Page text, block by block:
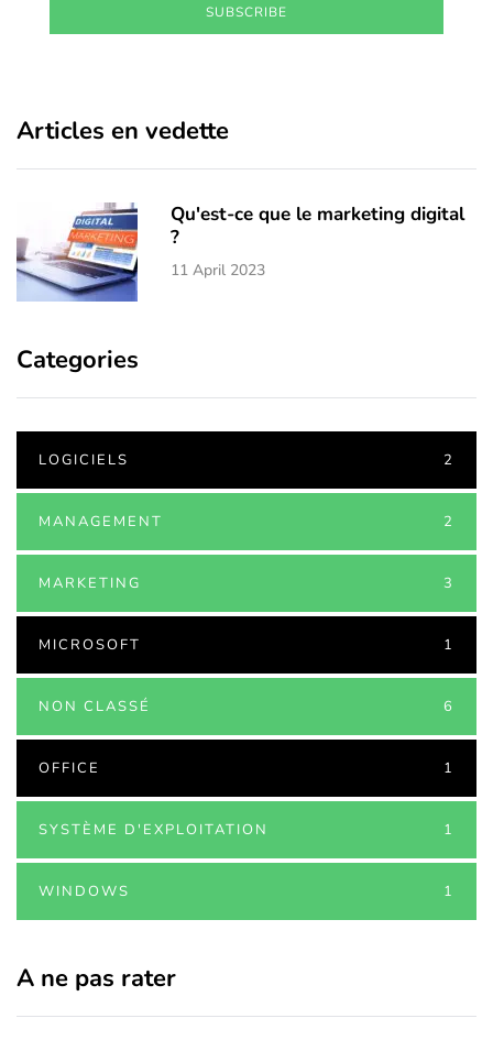
SUBSCRIBE
Articles en vedette
Qu'est-ce que le marketing digital
?
11 April 2023
Categories
LOGICIELS 2
MANAGEMENT 2
MARKETING 3
MICROSOFT 1
NON CLASSÉ 6
OFFICE 1
SYSTÈME D'EXPLOITATION 1
WINDOWS 1
A ne pas rater